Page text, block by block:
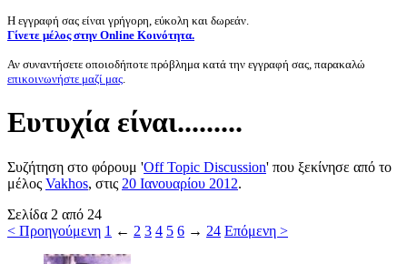
Η εγγραφή σας είναι γρήγορη, εύκολη και δωρεάν.
Γίνετε μέλος στην Online Κοινότητα.
Αν συναντήσετε οποιοδήποτε πρόβλημα κατά την εγγραφή σας, παρακαλώ
επικοινωνήστε μαζί μας.
Ευτυχία είναι.........
Συζήτηση στο φόρουμ 'Off Topic Discussion' που ξεκίνησε από το
μέλος Vakhos, στις 20 Ιανουαρίου 2012.
Σελίδα 2 από 24
< Προηγούμενη 1 ← 2 3 4 5 6 → 24 Επόμενη >